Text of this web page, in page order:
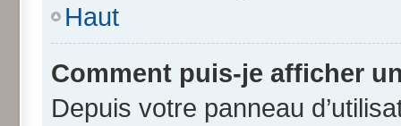
Haut
Comment puis-je afficher
Depuis votre panneau